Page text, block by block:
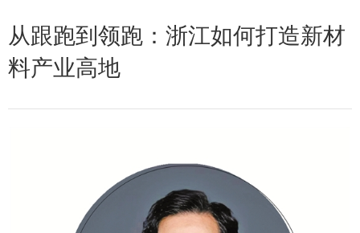
从跟跑到领跑：浙江如何打造新材
料产业高地